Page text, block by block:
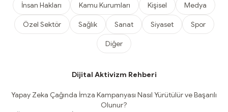
İnsan Hakları Kamu Kurumları Kişisel Medya
Özel Sektör Sağlık Sanat Siyaset Spor
Diğer
Dijital Aktivizm Rehberi
Yapay Zeka Çağında İmza Kampanyası Nasıl Yürütülür ve Başarılı
Olunur?